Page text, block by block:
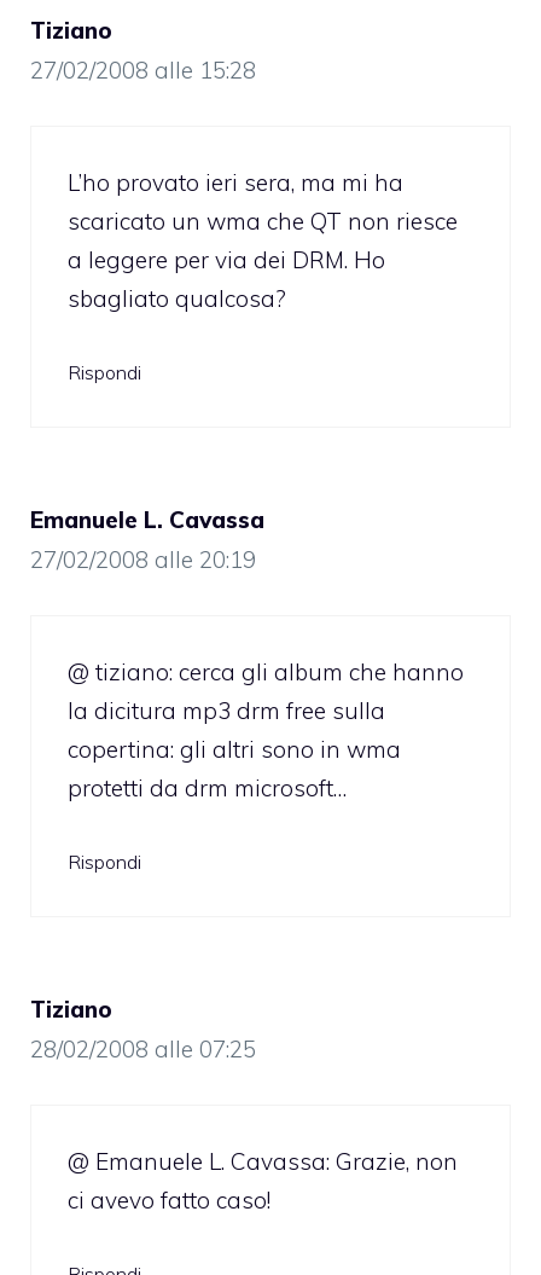
Tiziano
27/02/2008 alle 15:28
L’ho provato ieri sera, ma mi ha
scaricato un wma che QT non riesce
a leggere per via dei DRM. Ho
sbagliato qualcosa?
Rispondi
Emanuele L. Cavassa
27/02/2008 alle 20:19
@ tiziano: cerca gli album che hanno
la dicitura mp3 drm free sulla
copertina: gli altri sono in wma
protetti da drm microsoft…
Rispondi
Tiziano
28/02/2008 alle 07:25
@ Emanuele L. Cavassa: Grazie, non
ci avevo fatto caso!